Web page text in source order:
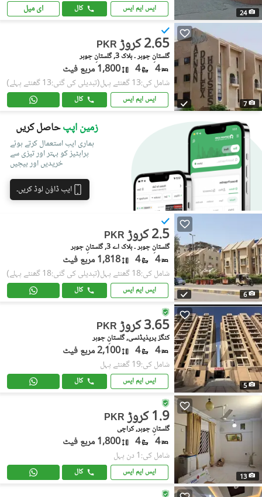
24 ایس ایم ایس کال ای میل
7
PKR 2.65 کروڑ
گلستانِِ جوہر ۔ بلاک 3, گلستانِ جوہر
4
4 1,800 مربع فیٹ
شامل کی:13 گھنٹے پہل (تبدیلی کی گئی:13 گھنٹے پہلے)
ایس ایم ایس کال
زمین اپپحاصل کریں
ہماری ایپ استعمال کرتے ہوئے
پراپٹیز کو بہتر اور تیزی سے
خریدیں اور بیچیں
ایپ ڈاؤن لوڈ کریں۔
6
PKR 2.5 کروڑ
گلستانِِ جوہر ۔ بلاک اے 3, گلستانِ جوہر
4
4 1,818 مربع فیٹ
شامل کی:18 گھنٹے پہل (تبدیلی کی گئی:18 گھنٹے پہلے)
ایس ایم ایس کال
5
PKR 3.65 کروڑ
کنگز پریذیڈنسی, گلستانِ جوہر
4
4 2,100 مربع فیٹ
شامل کی:19 گھنٹے پہل
ایس ایم ایس کال
13
PKR 1.9 کروڑ
گلستانِ جوہر, کراچی
4
4 1,800 مربع فیٹ
شامل کی:1 دن پہل
ایس ایم ایس کال